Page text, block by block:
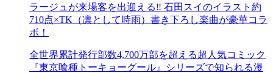
ラージュが来場客を出迎える‼ 石田スイのイラスト約
710点×TK（凛として時雨）書き下ろし楽曲が豪華コラ
ボ！
全世界累計発行部数4,700万部を超える超人気コミック
『東京喰種トーキョーグール』シリーズで知られる漫